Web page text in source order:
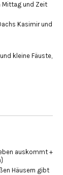
Mittag und Zeit
Kasimir und
kleine Fäuste,
auskommt +
Häusern gibt